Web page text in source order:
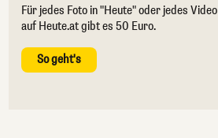
Für jedes Foto in "Heute" oder jedes Video
auf Heute.at gibt es 50 Euro.
So geht's